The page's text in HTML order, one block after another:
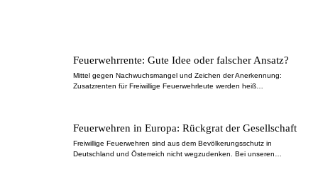
Feuerwehrrente: Gute Idee oder falscher Ansatz?
Mittel gegen Nachwuchsmangel und Zeichen der Anerkennung:
Zusatzrenten für Freiwillige Feuerwehrleute werden heiß…
Feuerwehren in Europa: Rückgrat der Gesellschaft
Freiwillige Feuerwehren sind aus dem Bevölkerungsschutz in
Deutschland und Österreich nicht wegzudenken. Bei unseren…